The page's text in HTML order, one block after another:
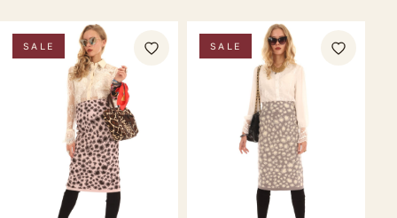
SALE SALE